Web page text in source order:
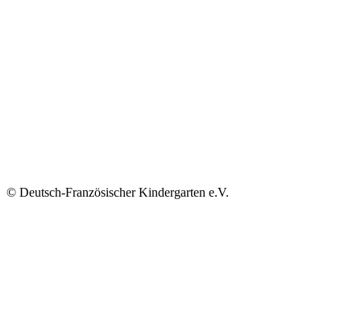
© Deutsch-Französischer Kindergarten e.V.